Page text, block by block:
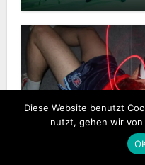
Kritiken
Was unsere
Diese Website benutzt
nutzt, gehen wir von